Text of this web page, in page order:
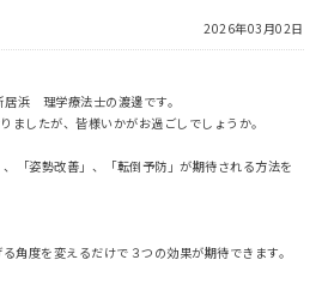
リクルート
2026年03月02日
浜 理学療法士の渡邊です。
ましたが、皆様いかがお過ごしでしょうか。
「姿勢改善」、「転倒予防」が期待される方法を
角度を変えるだけで３つの効果が期待できます。